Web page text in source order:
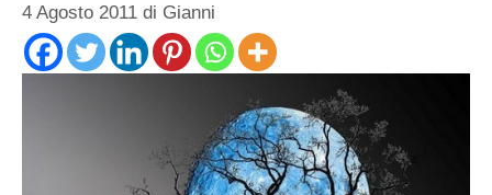
4 Agosto 2011 di Gianni